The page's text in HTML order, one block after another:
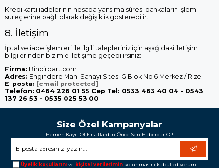
Kredi kartı iadelerinin hesaba yansıma süresi bankaların işlem
süreçlerine bağlı olarak değişiklik gösterebilir.
8. İletişim
İptal ve iade işlemleri ile ilgili talepleriniz için aşağıdaki iletişim
bilgilerinden bizimle iletişime geçebilirsiniz:
Firma: Binbirpart.com
Adres: Engindere Mah. Sanayi Sitesi G Blok No:6 Merkez / Rize
E-posta: [email protected]
Telefon: 0464 226 01 55 Cep Tel: 0533 463 40 04 - 0543
137 26 53 - 0535 025 53 00
Size Özel Kampanyalar
Hemen Kayıt Ol Fırsatlardan Önce Sen Haberdar Ol!
Üyelik koşullarını ve kişisel verilerimin korunmasını kabul ediyorum.